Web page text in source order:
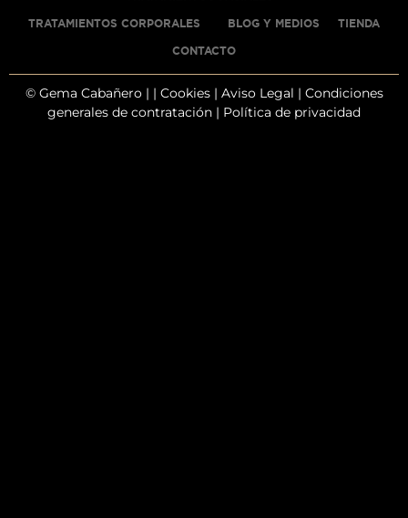
TRATAMIENTOS CORPORALES
BLOG Y MEDIOS
TIENDA
CONTACTO
© Gema Cabañero | | Cookies| Aviso Legal | Condiciones
generales de contratación | Política de privacidad